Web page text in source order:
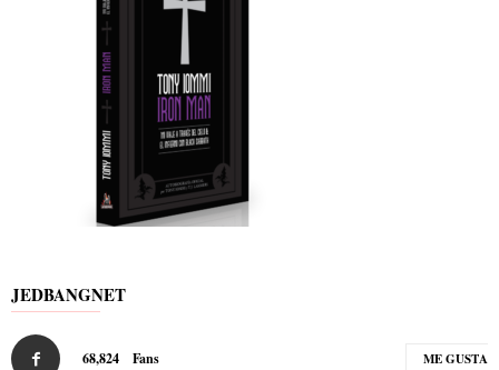
JEDBANGNET
68,824 Fans ME GUSTA